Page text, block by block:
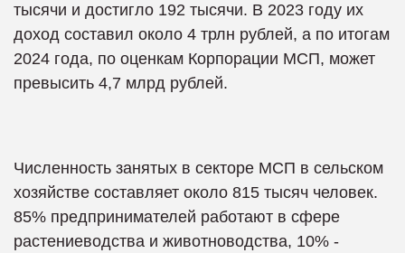
тысячи и достигло 192 тысячи. В 2023 году их
доход составил около 4 трлн рублей, а по итогам
2024 года, по оценкам Корпорации МСП, может
превысить 4,7 млрд рублей.
Численность занятых в секторе МСП в сельском
хозяйстве составляет около 815 тысяч человек.
85% предпринимателей работают в сфере
растениеводства и животноводства, 10% -